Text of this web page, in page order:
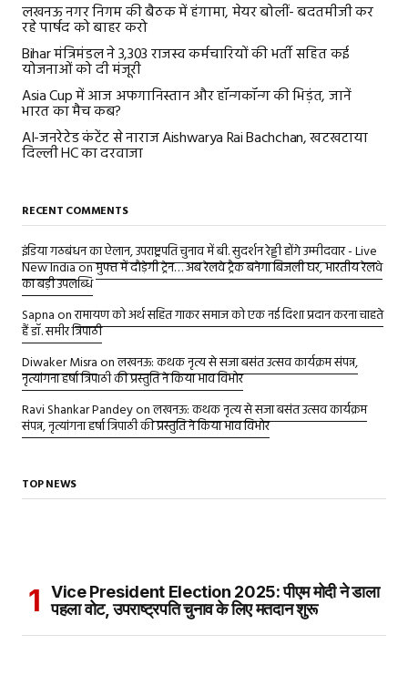
लखनऊ नगर निगम की बैठक में हंगामा, मेयर बोलीं- बदतमीजी कर
रहे पार्षद को बाहर करो
Bihar मंत्रिमंडल ने 3,303 राजस्व कर्मचारियों की भर्ती सहित कई
योजनाओं को दी मंजूरी
Asia Cup में आज अफगानिस्तान और हॉन्गकॉन्ग की भिड़ंत, जानें
भारत का मैच कब?
AI-जनरेटेड कंटेंट से नाराज Aishwarya Rai Bachchan, खटखटाया
दिल्ली HC का दरवाजा
RECENT COMMENTS
इंडिया गठबंधन का ऐलान, उपराष्ट्रपति चुनाव में बी. सुदर्शन रेड्डी होंगे उम्मीदवार - Live
New Indiaonमुफ्त में दौड़ेगी ट्रेन… अब रेलवे ट्रैक बनेगा बिजली घर, भारतीय रेलवे
का बड़ी उपलब्धि
Sapnaonरामायण को अर्थ सहित गाकर समाज को एक नई दिशा प्रदान करना चाहते
हैं डॉ. समीर त्रिपाठी
Diwaker Misraonलखनऊ: कथक नृत्य से सजा बसंत उत्सव कार्यक्रम संपन्न,
नृत्यांगना हर्षा त्रिपाठी की प्रस्तुति ने किया भाव विभोर
Ravi Shankar Pandeyonलखनऊ: कथक नृत्य से सजा बसंत उत्सव कार्यक्रम
संपन्न, नृत्यांगना हर्षा त्रिपाठी की प्रस्तुति ने किया भाव विभोर
TOP NEWS
Vice President Election 2025: पीएम मोदी ने डाला
पहला वोट, उपराष्ट्रपति चुनाव के लिए मतदान शुरू